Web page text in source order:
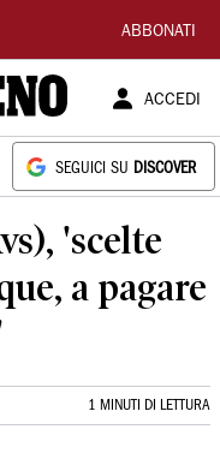
ABBONATI
ACCEDI
SEGUICI SU DISCOVER
'scelte
a pagare
1 MINUTI DI LETTURA